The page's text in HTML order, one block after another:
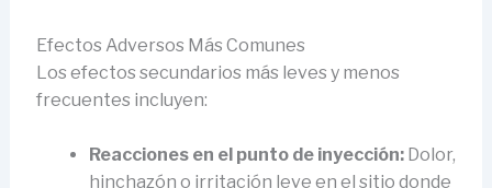
Efectos Adversos Más Comunes
Los efectos secundarios más leves y menos
frecuentes incluyen:
Reacciones en el punto de inyección:Dolor,
hinchazón o irritación leve en el sitio donde